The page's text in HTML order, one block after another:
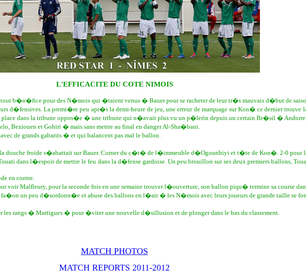
L'EFFICACITE DU COTE NIMOIS
b�n�fice pour des N�mois qui �taient venus � Bauer pour se racheter de leur tr�s mauvais d�but de
La premi�re peu apr�s la demi-heure de jeu, une erreur de marquage sur Kon� ce dernier
dans la tribune oppos�e � une tribune qui n�avait plus vu un p�lerin depuis un certain Br�sil �
Beziouen et Gohiri � mais sans mettre au final en danger Al-Sha�bani.
de grands gabarits � et qui balancent pas mal le ballon.
la douche froide s�abattait sur Bauer. Corner du c�t� de l�immeuble d�Ogounbiyi et t�te de Kon�. 2-0
dans l�espoir de mettre le feu dans la d�fense gardoise. Un peu brouillon sur ses deux premiers ballons,
en contre.
voir Malfleury, pour la seconde fois en une semaine trouver l�ouverture, son ballon piqu� termine sa course
fa�on un peu d�sordonn�e et abuse des ballons en l�air � les N�mois avec leurs joueurs de grande taille se
les rangs � Martigues � pour �viter une nouvelle d�sillusion et de plonger dans le bas du classement.
MATCH PHOTOS
MATCH REPORTS 2011-2012